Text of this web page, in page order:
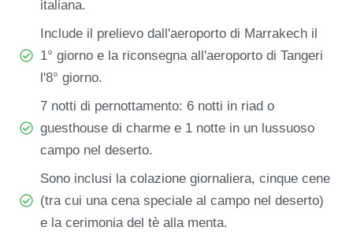
italiana.
Include il prelievo dall'aeroporto di Marrakech il
1° giorno e la riconsegna all'aeroporto di Tangeri
l'8° giorno.
7 notti di pernottamento: 6 notti in riad o
guesthouse di charme e 1 notte in un lussuoso
campo nel deserto.
Sono inclusi la colazione giornaliera, cinque cene
(tra cui una cena speciale al campo nel deserto)
e la cerimonia del tè alla menta.